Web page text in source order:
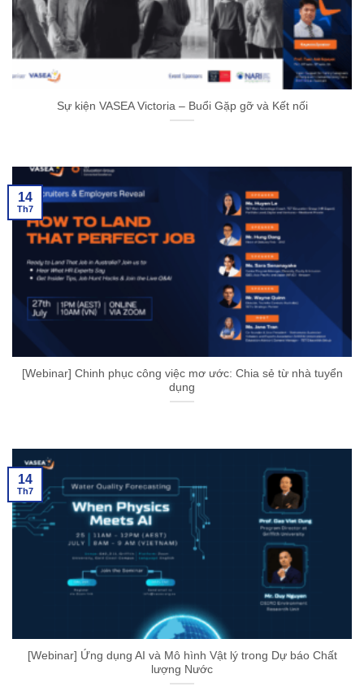
Sự kiện VASEA Victoria – Buổi Gặp gỡ và Kết nối
[Webinar] Chinh phục công việc mơ ước: Chia sẻ từ nhà tuyển
dụng
14
Th7
[Webinar] Ứng dụng AI và Mô hình Vật lý trong Dự báo Chất
lượng Nước
14
Th7